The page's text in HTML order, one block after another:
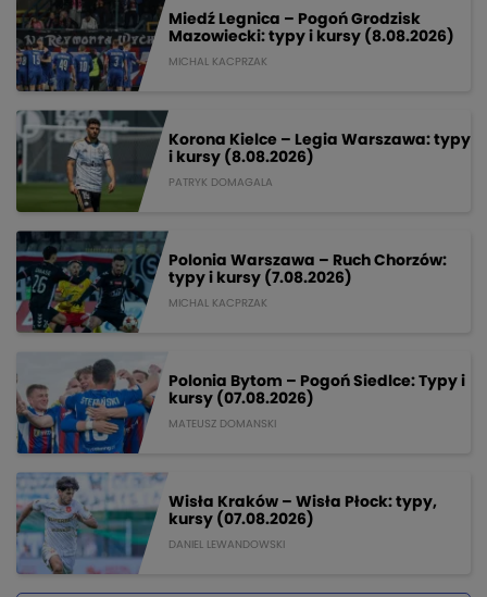
Miedź Legnica – Pogoń Grodzisk
Mazowiecki: typy i kursy (8.08.2026)
MICHAL KACPRZAK
Korona Kielce – Legia Warszawa: typy
i kursy (8.08.2026)
PATRYK DOMAGALA
Polonia Warszawa – Ruch Chorzów:
typy i kursy (7.08.2026)
MICHAL KACPRZAK
Polonia Bytom – Pogoń Siedlce: Typy i
kursy (07.08.2026)
MATEUSZ DOMANSKI
Wisła Kraków – Wisła Płock: typy,
kursy (07.08.2026)
DANIEL LEWANDOWSKI